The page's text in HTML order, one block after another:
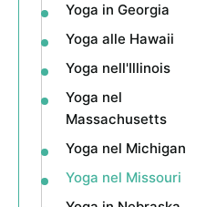
Yoga in Georgia
Yoga alle Hawaii
Yoga nell'Illinois
Yoga nel
Massachusetts
Yoga nel Michigan
Yoga nel Missouri